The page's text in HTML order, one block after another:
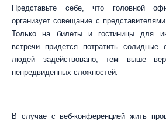
Представьте себе, что головной
организует совещание с
Только на билеты и гостиницы для
встречи придется потратить
людей задействовано, тем выше
непредвиденных сложностей.
В случае с веб-конференцией жить